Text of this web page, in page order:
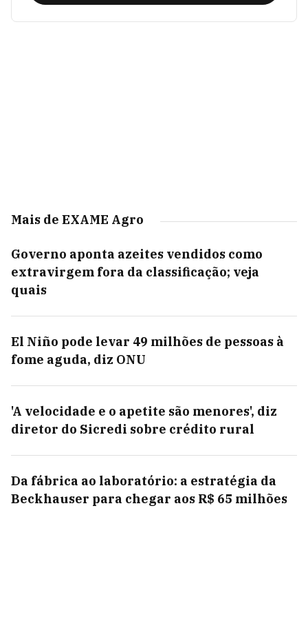
Mais de EXAME Agro
Governo aponta azeites vendidos como
extravirgem fora da classificação; veja
quais
El Niño pode levar 49 milhões de pessoas à
fome aguda, diz ONU
'A velocidade e o apetite são menores', diz
diretor do Sicredi sobre crédito rural
Da fábrica ao laboratório: a estratégia da
Beckhauser para chegar aos R$ 65 milhões